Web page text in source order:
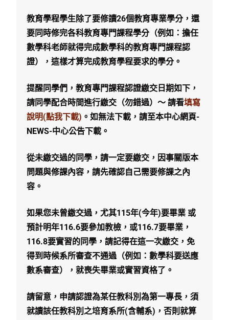
教育學程學生除了要修讀26個教育專業學分，還
要同時修完各科教育專門課程學分（例如：擔任
數學科老師就得完成數學科的教育專門課程認
證），這樣才算完成教育學程要求的學分。
提醒同學們，教育專門課程認證繳交日期如下，
請同學配合時間進行繳交（勿錯過）～ 請看填寫
說明(點我下載) 。如無法下載，請至本中心網頁-
NEWS-中心公告下載。
從未繳交過的同學，請一定要繳交，因事關版本
問題與修課內容，請先確認自己需要修課之內
容。
如果您未曾繳交過，尤其115年(今年)要畢業 或
預計明年116.6要參加教檢，或116.7要畢業，
116.8要實習的同學，請記得在這一次繳交，免
得到時候系所審查不通過（例如：數學科要送應
數系審查），就喪失畢業或實習資格了。
請留意，申請認證為某任教科別為第一專長，須
就讀該任教科別之培育系所(含輔系)，否則就算